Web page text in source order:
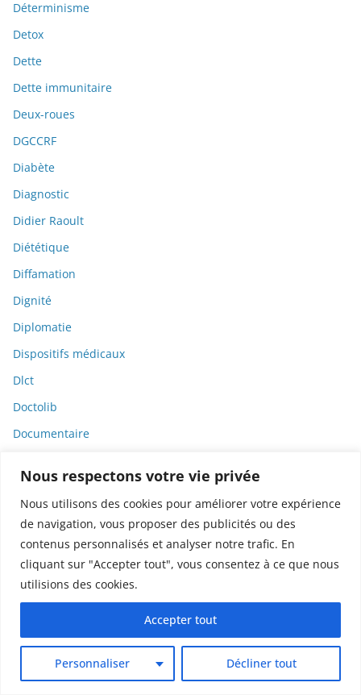
Nous respectons votre vie privée
Nous utilisons des cookies pour améliorer votre expérience
de navigation, vous proposer des publicités ou des
contenus personnalisés et analyser notre trafic. En
cliquant sur "Accepter tout", vous consentez à ce que nous
utilisions des cookies.
Personnaliser Décliner tout
Accepter tout
Déterminisme
Detox
Dette
Dette immunitaire
Deux-roues
DGCCRF
Diabète
Diagnostic
Didier Raoult
Diététique
Diffamation
Dignité
Diplomatie
Dispositifs médicaux
Dlct
Doctolib
Documentaire
Donald Trump
Doxxing
Droit
Droit de la consommation
Droit de la santé